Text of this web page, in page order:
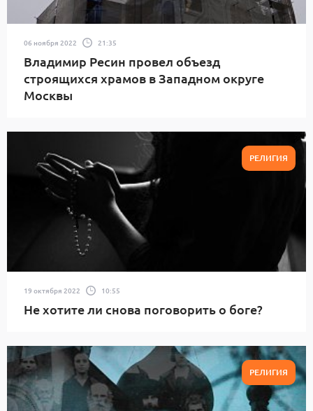
06 ноября 2022 21:35
Владимир Ресин провел объезд
строящихся храмов в Западном округе
Москвы
РЕЛИГИЯ
19 октября 2022 10:55
Не хотите ли снова поговорить о боге?
РЕЛИГИЯ